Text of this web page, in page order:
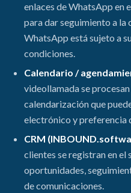
enlaces de WhatsApp en
para dar seguimiento a la
WhatsApp está sujeto a
condiciones.
Calendario /
videollamada se
calendarización que
electrónico y preferencia
CRM
clientes se registran en
oportunidades,
de comunicaciones.